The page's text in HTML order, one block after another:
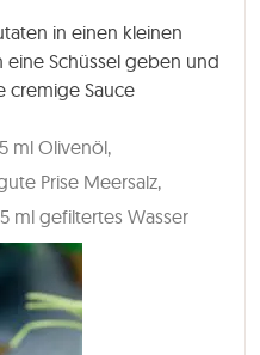
in einen kleinen
eine Schüssel geben und
cremige Sauce
ml Olivenöl,
Prise Meersalz,
ml gefiltertes Wasser